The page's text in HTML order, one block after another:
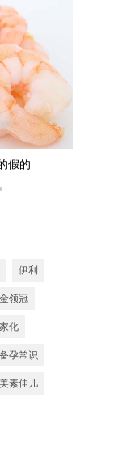
假的
伊利
金领冠
化
备孕常识
美素佳儿